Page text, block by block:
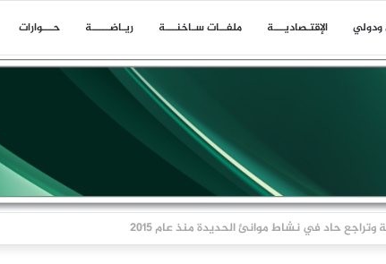
ودولي اﻹقتـصاديـــة ملفــات سـاخنـــة ريـاضـــــة حـــوارات
عن حادث وقع على بعد 11 ميلا بحريا شمال شرق ليما في عمان